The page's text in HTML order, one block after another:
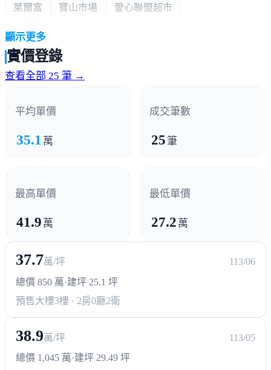
萊爾富 寶山市場 愛心聯盟超市
熱門商圈
鄉公所
其他
顯示更多
實價登錄
查看全部 25 筆 →
平均單價
35.1 萬
成交筆數
25筆
最高單價
41.9 萬
最低單價
27.2 萬
37.7萬/坪
113/06
總價 850 萬·建坪 25.1 坪
預售大樓3樓 · 2房0廳2衛
38.9萬/坪
113/05
總價 1,045 萬·建坪 29.49 坪